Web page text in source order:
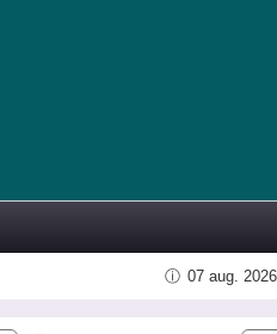
ⓘ 07 aug.